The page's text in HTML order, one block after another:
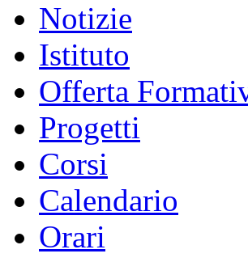
Notizie
Istituto
Offerta
Progetti
Corsi
Calendario
Orari